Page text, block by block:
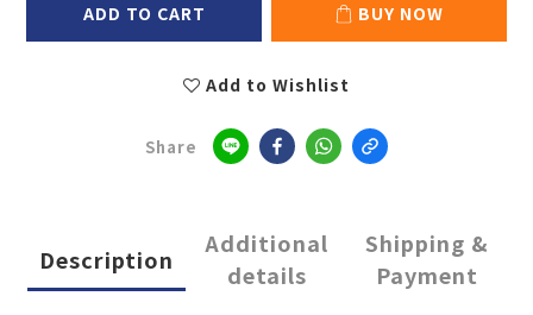
ADD TO CART BUY NOW
Add to Wishlist
Share
Description
Additional
details
Shipping &
Payment